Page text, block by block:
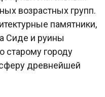
возрастных групп.
памятники,
Сиде и руины
старому городу
древнейшей